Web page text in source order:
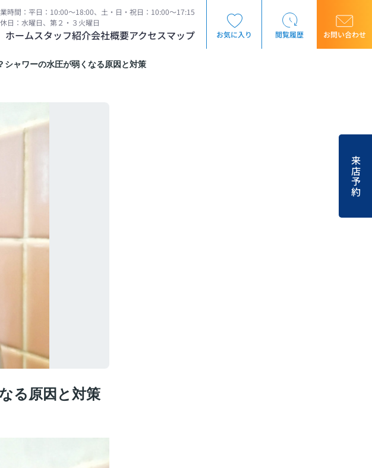
時間：平日：10:00～18:00、土・日・祝日：10:00～17:15
日：水曜日、第２・３火曜日
ホームスタッフ紹介会社概要アクセスマップ お気に入り 閲覧履歴 お問い合わせ
来店予約
シャワーの水圧が弱くなる原因と対策
る原因と対策